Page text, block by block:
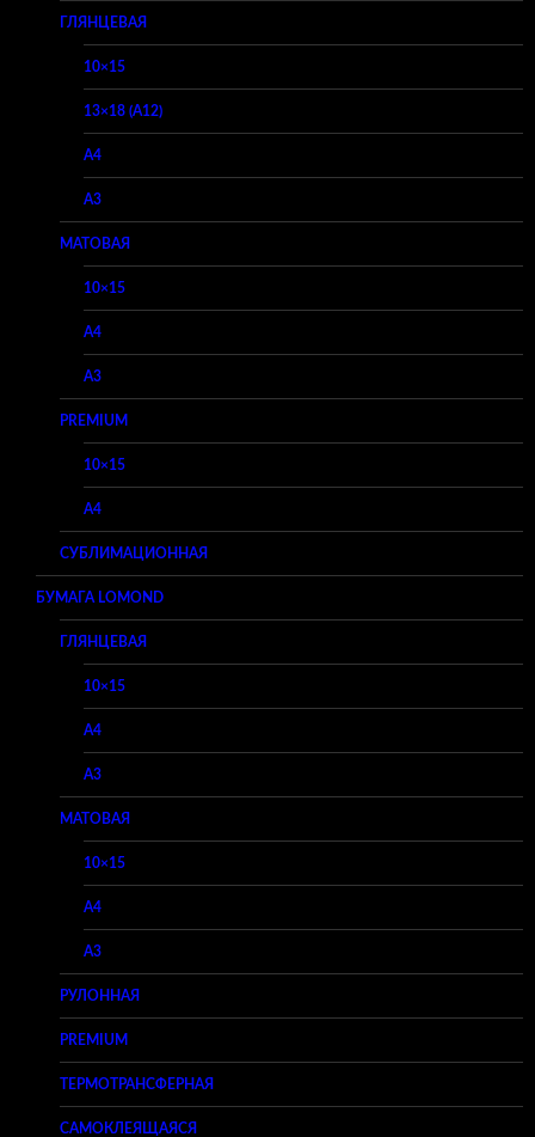
ГЛЯНЦЕВАЯ
10×15
13×18 (A12)
A4
A3
МАТОВАЯ
10×15
A4
A3
PREMIUM
10×15
A4
СУБЛИМАЦИОННАЯ
БУМАГА LOMOND
ГЛЯНЦЕВАЯ
10×15
A4
A3
МАТОВАЯ
10×15
A4
A3
РУЛОННАЯ
PREMIUM
ТЕРМОТРАНСФЕРНАЯ
САМОКЛЕЯЩАЯСЯ